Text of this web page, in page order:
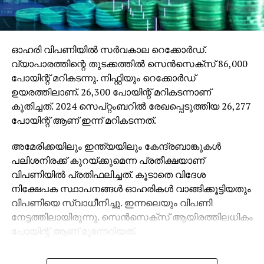
ആദ്യമായി നാല് ട്രില്യണ്‍ ഡോളറിന്റെ വിപണി
മൂല്യം പിന്നിട്ടിരുന്നു. Layoff.fyi ഡാറ്റ പ്രകാരം,
ജീവനക്കാരെ പിരിച്ചുവിട്ടു. ആമസോണ്‍ 14,000
കോര്‍പ്പറേറ്റ് ജോലികള്‍ കുറയ്ക്കാനുള്ള
തയ്യാറെടുപ്പിലാണ്. അത് കമ്പനിയുടെ ചരിത്രത്തിലെ
ഏറ്റവും വലിയ കോര്‍പ്പറേറ്റ് പിരിച്ചുവിടലായിരിക്കും.
നവംബറില്‍ ഇതുവരെ 20 ടെക് കമ്പനികള്‍ 4,545
ജീവനക്കാരെ പിരിച്ചുവിട്ടിട്ടുണ്ട്. ഇവയില്‍ ഏറ്റവും വലിയ
നിര്‍മ്മാതാക്കളായ സിനോപ്‌സിസിന്‌റേതാണ്.
ഏകദേശം 2,000 തൊഴിലുകള്‍ വെട്ടിക്കുറയ്ക്കുന്ന
ഇവരുടെ നടപടി ജീവനക്കാരുടെ 10 ശതമാനം
വരെയാകും.
ഓഹരി വിപണിയില്‍ സര്‍വകാല റെക്കോര്‍ഡ്.
വ്യാപാരത്തിന്റെ തുടക്കത്തില്‍ സെന്‍സെക്സ് 86,000
പോയിന്റ് മറികടന്നു. നിഫ്റ്റിയും റെക്കോര്‍ഡ്
ഉയരത്തിലാണ്. 26,300 പോയിന്റ് മറികടന്നാണ്
കുതിച്ചത്. 2024 സെപ്റ്റംബറില്‍ രേഖപ്പെടുത്തിയ 26,277
പോയിന്റ് ആണ് ഇന്ന് മറികടന്നത്.
അമേരിക്കയിലും ഇന്ത്യയിലും കേന്ദ്രബാങ്കുകള്‍
പലിശനിരക്ക് കുറയ്ക്കുമെന്ന പ്രതീക്ഷയാണ്
വിപണിയില്‍ പ്രതിഫലിച്ചത്. കൂടാതെ വിദേശ
നിക്ഷേപക സ്ഥാപനങ്ങള്‍ ഓഹരികള്‍ വാങ്ങിക്കൂട്ടിയതും
വിപണിയെ സ്വാധീനിച്ചു. ഇന്നലെയും വിപണി
നേട്ടത്തിലായിരുന്നു. സെന്‍സെക്സ് ആയിരത്തിലധികം
പോയിന്റ് ആണ് മുന്നേറിയത്.
ആഗോളവിപണികളില്‍ നിന്നുള്ള അനുകൂല